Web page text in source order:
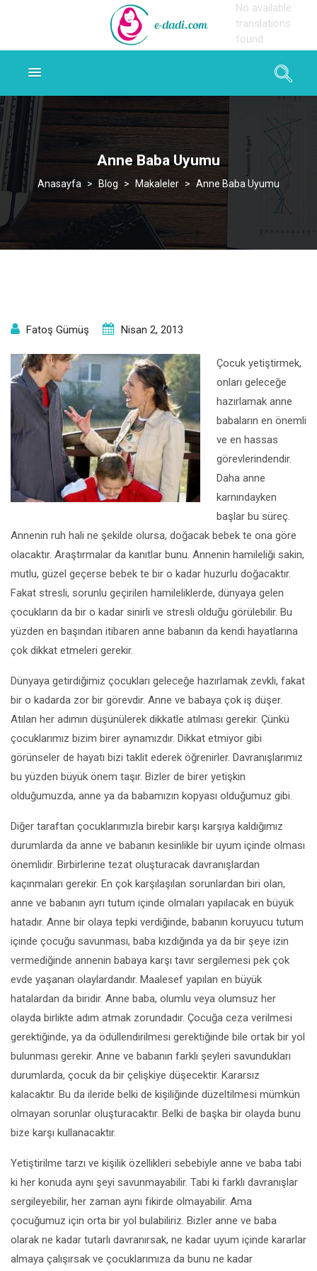
Anne Baba Uyumu
> Blog > Makaleler > Anne Baba Uyumu
Fatoş Gümüş Nisan 2, 2013
Çocuk yetiştirmek,
onları geleceğe
hazırlamak anne
babaların en önemli
ve en hassas
görevlerindendir.
Daha anne
karnındayken
başlar bu süreç.
Annenin ruh hali ne şekilde olursa, doğacak bebek te ona göre
olacaktır. Araştırmalar da kanıtlar bunu. Annenin hamileliği sakin,
mutlu, güzel geçerse bebek te bir o kadar huzurlu doğacaktır.
Fakat stresli, sorunlu geçirilen hamileliklerde, dünyaya gelen
çocukların da bir o kadar sinirli ve stresli olduğu görülebilir. Bu
yüzden en başından itibaren anne babanın da kendi hayatlarına
çok dikkat etmeleri gerekir.
Dünyaya getirdiğimiz çocukları geleceğe hazırlamak zevkli, fakat
bir o kadarda zor bir görevdir. Anne ve babaya çok iş düşer.
Atılan her adımın düşünülerek dikkatle atılması gerekir. Çünkü
çocuklarımız bizim birer aynamızdır. Dikkat etmiyor gibi
görünseler de hayatı bizi taklit ederek öğrenirler. Davranışlarımız
bu yüzden büyük önem taşır. Bizler de birer yetişkin
olduğumuzda, anne ya da babamızın kopyası olduğumuz gibi.
Diğer taraftan çocuklarımızla birebir karşı karşıya kaldığımız
durumlarda da anne ve babanın kesinlikle bir uyum içinde olması
önemlidir. Birbirlerine tezat oluşturacak davranışlardan
kaçınmaları gerekir. En çok karşılaşılan sorunlardan biri olan,
anne ve babanın ayrı tutum içinde olmaları yapılacak en büyük
hatadır. Anne bir olaya tepki verdiğinde, babanın koruyucu tutum
içinde çocuğu savunması, baba kızdığında ya da bir şeye izin
vermediğinde annenin babaya karşı tavır sergilemesi pek çok
evde yaşanan olaylardandır. Maalesef yapılan en büyük
hatalardan da biridir. Anne baba, olumlu veya olumsuz her
olayda birlikte adım atmak zorundadır. Çocuğa ceza verilmesi
gerektiğinde, ya da ödüllendirilmesi gerektiğinde bile ortak bir yol
bulunması gerekir. Anne ve babanın farklı şeyleri savundukları
durumlarda, çocuk da bir çelişkiye düşecektir. Kararsız
kalacaktır. Bu da ileride belki de kişiliğinde düzeltilmesi mümkün
olmayan sorunlar oluşturacaktır. Belki de başka bir olayda bunu
bize karşı kullanacaktır.
Yetiştirilme tarzı ve kişilik özellikleri sebebiyle anne ve baba tabi
ki her konuda aynı şeyi savunmayabilir. Tabi ki farklı davranışlar
sergileyebilir, her zaman aynı fikirde olmayabilir. Ama
çocuğumuz için orta bir yol bulabiliriz. Bizler anne ve baba
olarak ne kadar tutarlı davranırsak, ne kadar uyum içinde kararlar
almaya çalışırsak ve çocuklarımıza da bunu ne kadar
No available
translations
found